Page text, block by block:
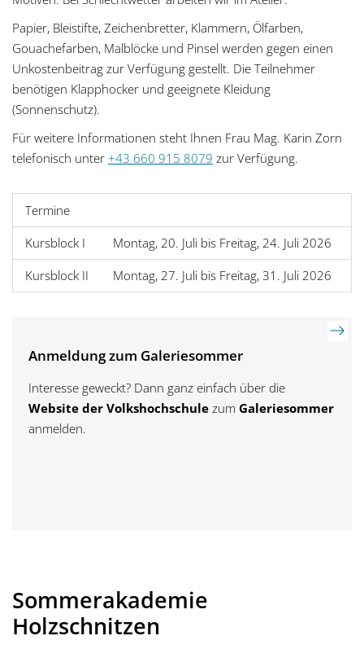
Papier, Bleistifte, Zeichenbretter, Klammern, Ölfarben,
Gouachefarben, Malblöcke und Pinsel werden gegen einen
Unkostenbeitrag zur Verfügung gestellt. Die Teilnehmer
benötigen Klapphocker und geeignete Kleidung
(Sonnenschutz).
Für weitere Informationen steht Ihnen Frau Mag. Karin Zorn
telefonisch unter +43 660 915 8079 zur Verfügung.
Termine
Kursblock I
Montag, 20. Juli bis Freitag, 24. Juli 2026
Kursblock II
Montag, 27. Juli bis Freitag, 31. Juli 2026
Anmeldung zum Galeriesommer
Interesse geweckt? Dann ganz einfach über die
Website der Volkshochschule zum Galeriesommer
anmelden.
Sommerakademie
Holzschnitzen